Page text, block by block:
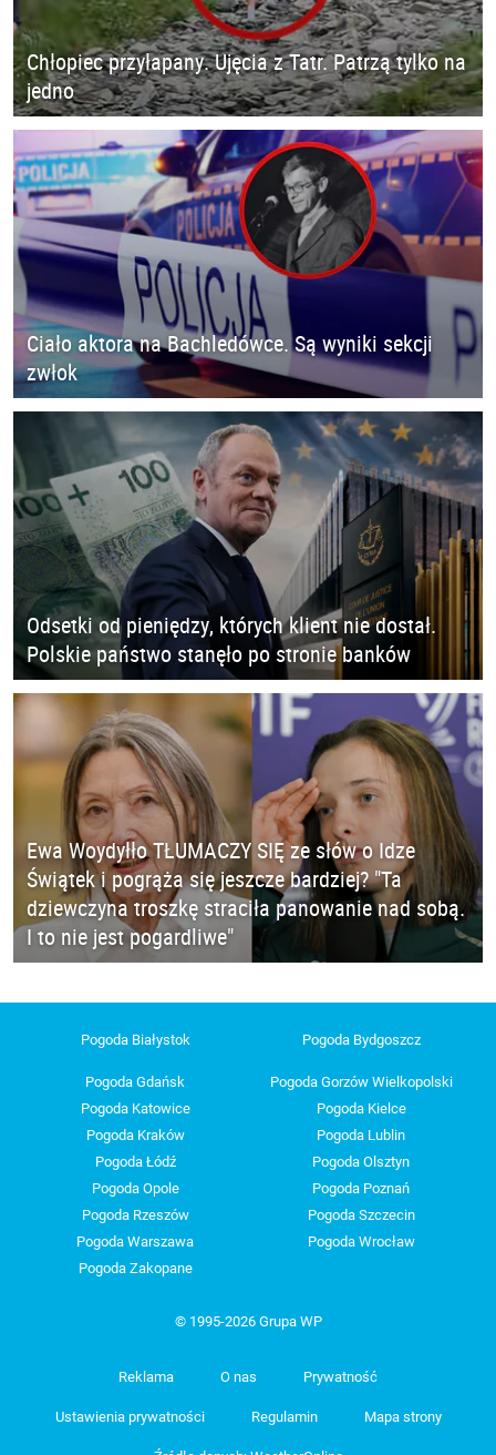
Chłopiec przyłapany. Ujęcia z Tatr. Patrzą tylko na
jedno
Ciało aktora na Bachledówce. Są wyniki sekcji
zwłok
Odsetki od pieniędzy, których klient nie dostał.
Polskie państwo stanęło po stronie banków
Ewa Woydyłło TŁUMACZY SIĘ ze słów o Idze
Świątek i pogrąża się jeszcze bardziej? "Ta
dziewczyna troszkę straciła panowanie nad sobą.
I to nie jest pogardliwe"
Pogoda Białystok Pogoda Bydgoszcz
Pogoda Gdańsk
Pogoda Gorzów Wielkopolski
Pogoda Katowice
Pogoda Kielce
Pogoda Kraków
Pogoda Lublin
Pogoda Łódź
Pogoda Olsztyn
Pogoda Opole
Pogoda Poznań
Pogoda Rzeszów
Pogoda Szczecin
Pogoda Warszawa
Pogoda Wrocław
Pogoda Zakopane
© 1995-2026 Grupa WP
Reklama O nas Prywatność
Ustawienia prywatności Regulamin Mapa strony